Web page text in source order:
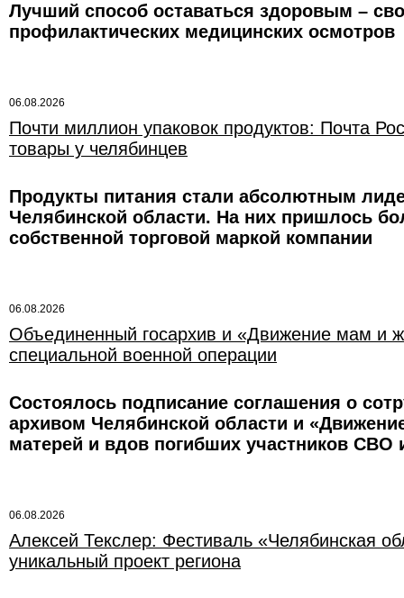
Лучший способ оставаться здоровым –
профилактических медицинских осмотров
06.08.2026
Почти миллион упаковок продуктов: Почта
товары у челябинцев
Продукты питания стали абсолютным
Челябинской области. На них пришлось
собственной торговой маркой компании
06.08.2026
Объединенный госархив и «Движение мам и
специальной военной операции
Состоялось подписание соглашения о
архивом Челябинской области и
матерей и вдов погибших участников СВО
06.08.2026
Алексей Текслер: Фестиваль «Челябинская
уникальный проект региона